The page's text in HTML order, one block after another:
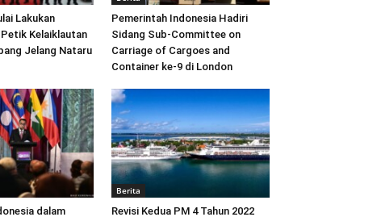
Lakukan
Kelaiklautan
Jelang Nataru
Pemerintah Indonesia Hadiri
Sidang Sub-Committee on
Carriage of Cargoes and
Container ke-9 di London
dalam
Berita
Revisi Kedua PM 4 Tahun 2022